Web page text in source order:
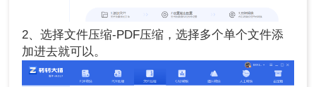
2、选择文件压缩-PDF压缩，选择多个单个文件添
加进去就可以。